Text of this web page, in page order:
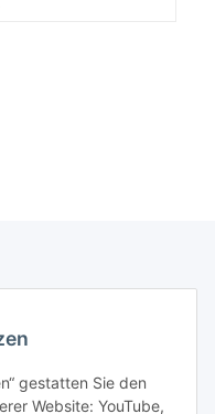
gestatten Sie den
Website: YouTube,